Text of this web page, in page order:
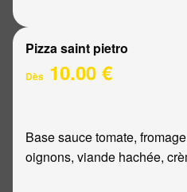
Pizza saint pietro
Dès 10.00 €
Base sauce tomate,
oignons, viande hachée,